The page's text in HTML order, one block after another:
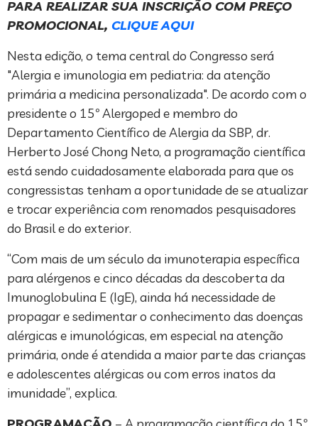
PARA REALIZAR SUA INSCRIÇÃO COM PREÇO
PROMOCIONAL, CLIQUE AQUI
Nesta edição, o tema central do Congresso será
"Alergia e imunologia em pediatria: da atenção
primária a medicina personalizada". De acordo com o
presidente o 15º Alergoped e membro do
Departamento Científico de Alergia da SBP, dr.
Herberto José Chong Neto, a programação científica
está sendo cuidadosamente elaborada para que os
congressistas tenham a oportunidade de se atualizar
e trocar experiência com renomados pesquisadores
do Brasil e do exterior.
“Com mais de um século da imunoterapia específica
para alérgenos e cinco décadas da descoberta da
Imunoglobulina E (IgE), ainda há necessidade de
propagar e sedimentar o conhecimento das doenças
alérgicas e imunológicas, em especial na atenção
primária, onde é atendida a maior parte das crianças
e adolescentes alérgicas ou com erros inatos da
imunidade”, explica.